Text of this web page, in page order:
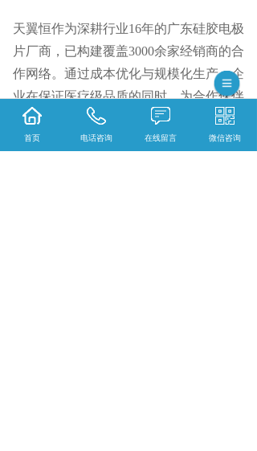
天翼恒作为深耕行业16年的广东硅胶电极
片厂商，已构建覆盖3000余家经销商的合
作网络。通过成本优化与规模化生产，企
业在保证医疗级品质的同时，为合作伙伴
预留充足利润空间。特有的定制化服务支
持打样、贴牌、小批量试产等需求，有效
首页 电话咨询 在线留言 微信咨询